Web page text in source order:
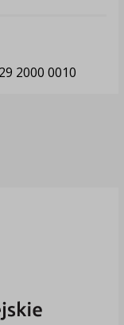
2000 0010